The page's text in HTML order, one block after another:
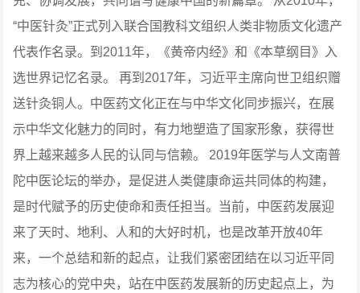
“中医针灸”正式列入联合国教科文组织人类非物质文化遗产
代表作名录。到2011年，《黄帝内经》和《本草纲目》入
选世界记忆名录。
再到2017年，习近平主席向世卫组织赠
送针灸铜人。中医药文化正在与中华文化同步振兴，在展
示中华文化魅力的同时，有力地塑造了国家形象，获得世
界上越来越多人民的认同与信赖。
2019年医学与人文南普
陀中医论坛的举办，是促进人类健康命运共同体的构建，
是时代赋予的历史使命和责任担当。当前，中医药发展迎
来了天时、地利、人和的大好时机，也是改革开放40年
来，一个总结和新的起点，让我们紧密团结在以习近平同
志为核心的党中央，站在中医药发展新的历史起点上，为